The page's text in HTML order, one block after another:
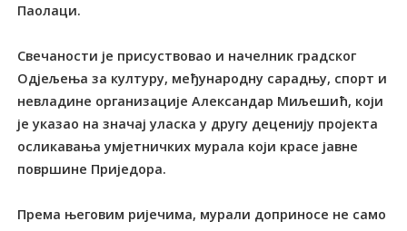
Паолаци.
Свечаности је присуствовао и начелник градског
Одјељења за културу, међународну сарадњу, спорт и
невладине организације Александар Миљешић, који
је указао на значај уласка у другу деценију пројекта
осликавања умјетничких мурала који красе јавне
површине Приједора.
Према његовим ријечима, мурали доприносе не само